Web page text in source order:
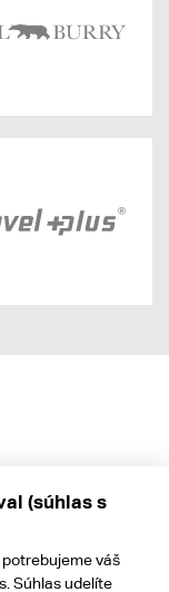
(súhlas s
váš
Súhlas udelíte